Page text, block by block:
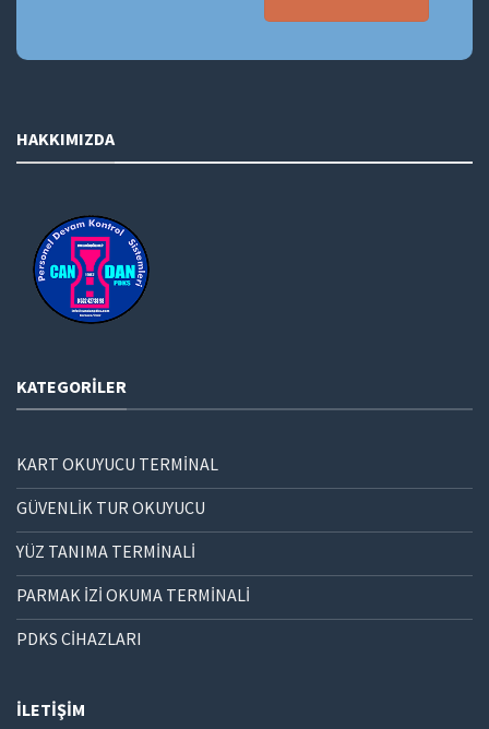
HAKKIMIZDA
KATEGORILER
KART OKUYUCU TERMİNAL
GÜVENLİK TUR OKUYUCU
YÜZ TANIMA TERMİNALİ
PARMAK İZİ OKUMA TERMİNALİ
PDKS CİHAZLARI
İLETIŞIM